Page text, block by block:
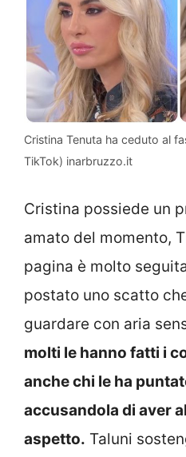
Cristina Tenuta ha ceduto al
TikTok) inarbruzzo.it
Cristina possiede un
amato del momento,
pagina è molto
postato uno scatto
guardare con aria
molti le hanno fatti i
anche chi le ha
accusandola di aver
aspetto. Taluni